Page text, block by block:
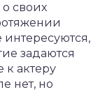
своих
задаются
актеру
нет, но